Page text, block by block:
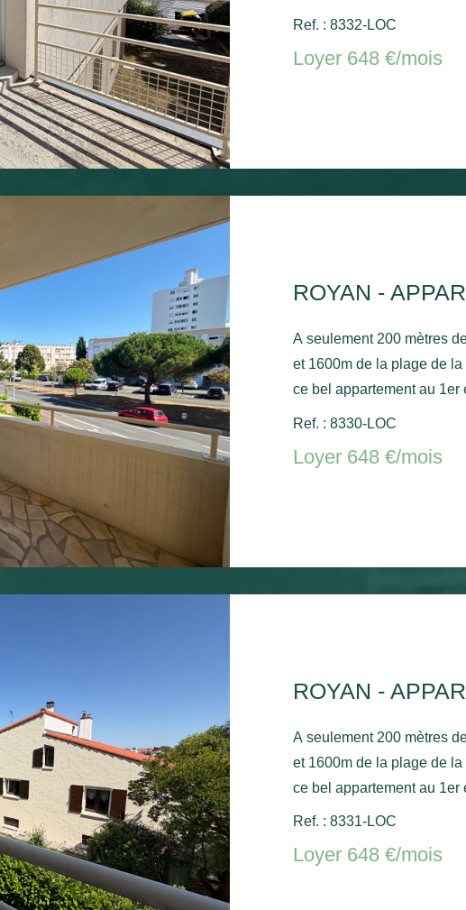
placard, un séjour avec
avec placard, une salle
commun. Chauffage électrique et ballon d'eau chaude
Ref. : 8332-LOC
Loyer 648 €/mois
ROYAN -
A seulement 200 mètres
et 1600m de la plage de
ce bel appartement au 1er
séjour avec balcon, une
une salle de bain avec
stationnement commun. Chauffage électrique et ballon d'eau
Ref. : 8330-LOC
Loyer 648 €/mois
ROYAN -
A seulement 200 mètres
et 1600m de la plage de
ce bel appartement au 1er
séjour, une cuisine, une
séjour et la chambre, une
stationnement commun. Chauffage électrique et ballon d'eau
Ref. : 8331-LOC
Loyer 648 €/mois